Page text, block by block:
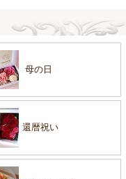
母の日
還暦祝い